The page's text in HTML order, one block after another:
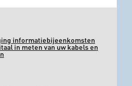
informatiebijeenkomsten
in meten van uw kabels en